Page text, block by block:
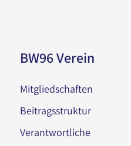
BW96 Verein
Mitgliedschaften
Beitragsstruktur
Verantwortliche